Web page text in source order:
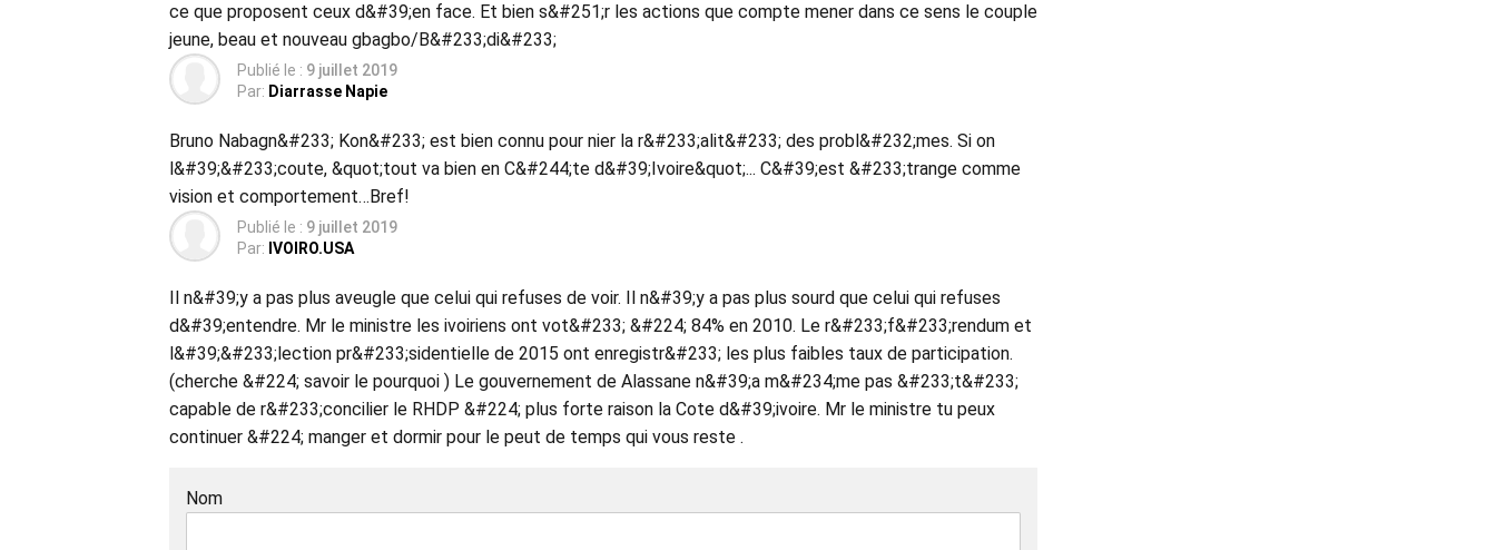
ce que proposent ceux d&#39;en face. Et bien s&#251;r les actions que compte mener dans ce sens le couple
jeune, beau et nouveau gbagbo/B&#233;di&#233;
Publié le : 9 juillet 2019
Par: Diarrasse Napie
Bruno Nabagn&#233; Kon&#233; est bien connu pour nier la r&#233;alit&#233; des probl&#232;mes. Si on
l&#39;&#233;coute, &quot;tout va bien en C&#244;te d&#39;Ivoire&quot;... C&#39;est &#233;trange comme
vision et comportement…Bref!
Publié le : 9 juillet 2019
Par: IVOIRO.USA
Il n&#39;y a pas plus aveugle que celui qui refuses de voir. Il n&#39;y a pas plus sourd que celui qui refuses
d&#39;entendre. Mr le ministre les ivoiriens ont vot&#233; &#224; 84% en 2010. Le r&#233;f&#233;rendum et
l&#39;&#233;lection pr&#233;sidentielle de 2015 ont enregistr&#233; les plus faibles taux de participation.
(cherche &#224; savoir le pourquoi ) Le gouvernement de Alassane n&#39;a m&#234;me pas &#233;t&#233;
capable de r&#233;concilier le RHDP &#224; plus forte raison la Cote d&#39;ivoire. Mr le ministre tu peux
continuer &#224; manger et dormir pour le peut de temps qui vous reste .
Nom